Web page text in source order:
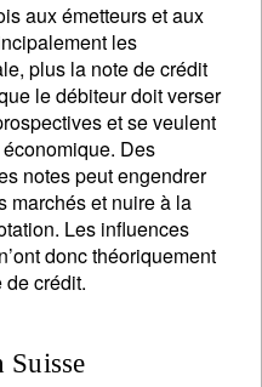
aux émetteurs et aux
les
plus la note de crédit
le débiteur doit verser
et se veulent
Des
notes peut engendrer
marchés et nuire à la
Les influences
donc théoriquement
de crédit.
Suisse